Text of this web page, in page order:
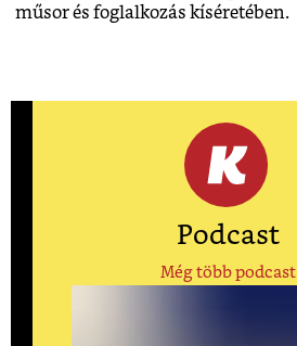
műsor és foglalkozás kíséretében.
Podcast
Még több podcast